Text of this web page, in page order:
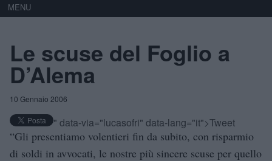
MENU
Le scuse del Foglio a
D’Alema
10 Gennaio 2006
" data-via="lucasofri" data-lang="it">Tweet
“Gli presentiamo volentieri fin da subito, con risparmio
di soldi in avvocati, le nostre più sincere scuse per quello